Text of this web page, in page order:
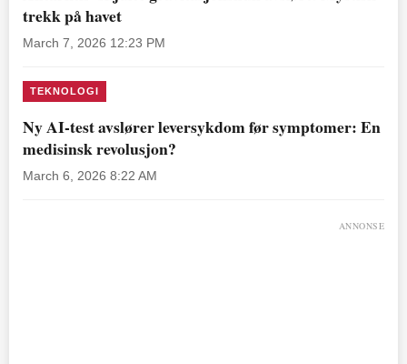
trekk på havet
March 7, 2026 12:23 PM
TEKNOLOGI
Ny AI-test avslører leversykdom før symptomer: En
medisinsk revolusjon?
March 6, 2026 8:22 AM
ANNONSE